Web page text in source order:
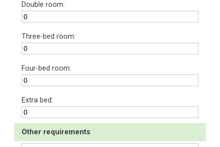
Double room:
Three-bed room:
Four-bed room:
Extra bed:
Other requirements